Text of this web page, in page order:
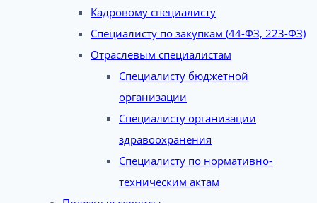
Кадровому специалисту
Специалисту по закупкам (44-ФЗ, 223-ФЗ)
Отраслевым специалистам
Специалисту бюджетной
организации
Специалисту организации
здравоохранения
Специалисту по нормативно-
техническим актам